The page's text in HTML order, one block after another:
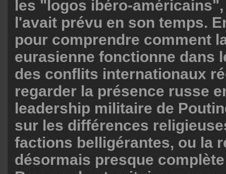
les "logos ibéro-
l'avait prévu en son temps.
pour comprendre comment
eurasienne fonctionne dans
des conflits internationaux
regarder la présence russe
leadership militaire de
sur les différences
factions belligérantes, ou la
désormais presque